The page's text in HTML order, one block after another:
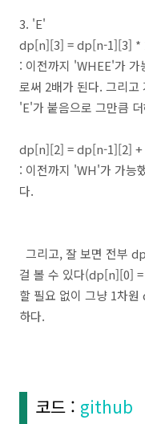
3. 'E'
dp[n][3] = dp[n-1][3] *
: 이전까지 'WHEE'가 가
로써 2배가 된다. 그리
'E'가 붙음으로 그만큼
dp[n][2] = dp[n-1][2]
: 이전까지 'WH'가 가능
다.
그리고, 잘 보면 전부
걸 볼 수 있다(dp[n][0]
할 필요 없이 그냥 1차
하다.
코드 : github